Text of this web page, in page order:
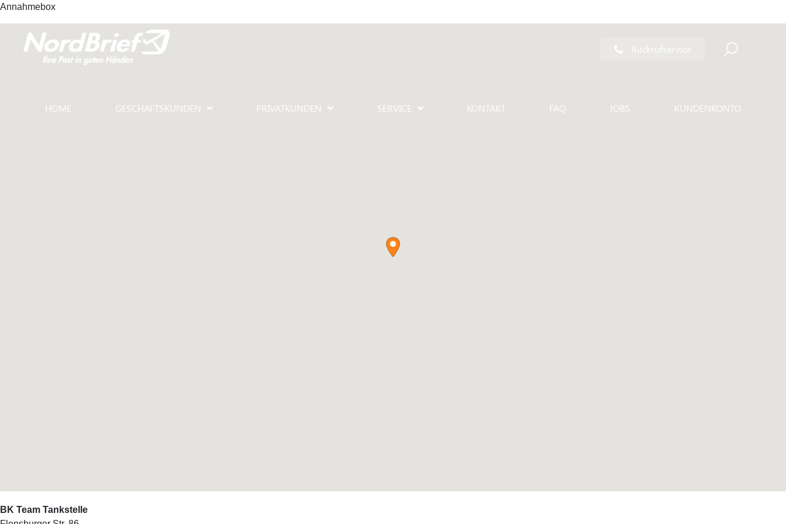
Rückrufservice
HOME GESCHÄFTSKUNDEN PRIVATKUNDEN SERVICE KONTAKT FAQ JOBS KUNDENKONTO
Annahmebox
BK Team Tankstelle